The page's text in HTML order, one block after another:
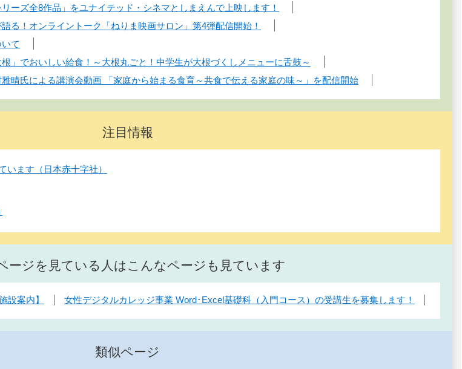
ーズ全8作品」をユナイテッド・シネマとしまえんで上映します！
る！オンライントーク「ねりま映画サロン」第4弾配信開始！
て
」でおいしい給食！～大根丸ごと！中学生が大根づくしメニューに舌鼓～
雅晴氏による講演会動画 「家庭から始まる食育～共食で伝える家庭の味～」を配信開始
注目情報
います（日本赤十字社）
ージを見ている人はこんなページも見ています
設案内】 女性デジタルカレッジ事業 Word･Excel基礎科（入門コース）の受講生を募集します！
類似ページ